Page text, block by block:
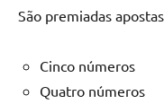
São premiadas
Cinco números
Quatro números